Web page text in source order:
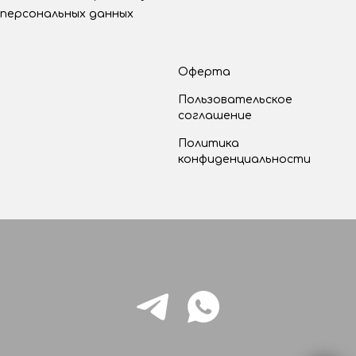
персональных данных
Оферта
Пользовательское
соглашение
Политика
конфиденциальности